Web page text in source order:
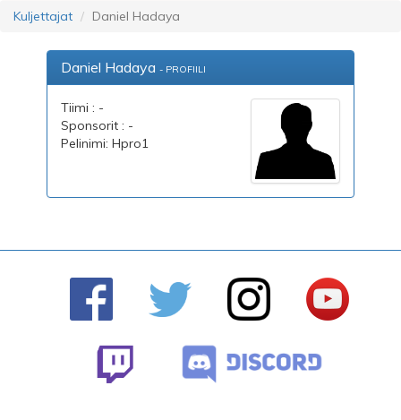
Kuljettajat Daniel Hadaya
Daniel Hadaya - PROFIILI
Tiimi : -
Sponsorit : -
Pelinimi: Hpro1